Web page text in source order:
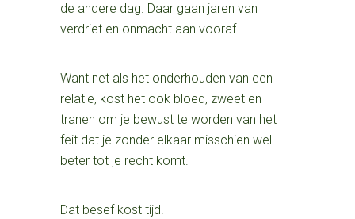
de andere dag. Daar gaan jaren van
verdriet en onmacht aan vooraf.
Want net als het onderhouden van een
relatie, kost het ook bloed, zweet en
tranen om je bewust te worden van het
feit dat je zonder elkaar misschien wel
beter tot je recht komt.
Dat besef kost tijd.